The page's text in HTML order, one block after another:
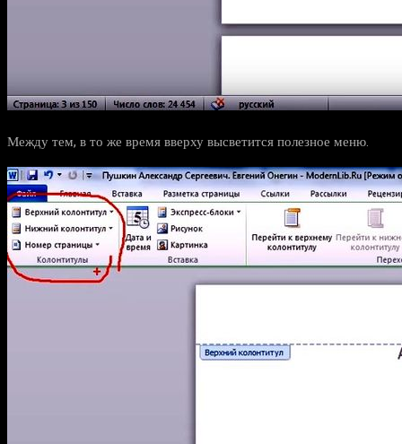
Между тем, в то же время вверху высветится полезное меню.